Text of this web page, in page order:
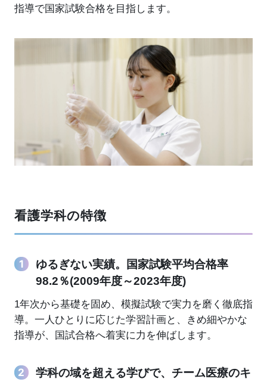
指導で国家試験合格を目指します。
看護学科の特徴
ゆるぎない実績。国家試験平均合格率
98.2％(2009年度～2023年度)
1年次から基礎を固め、模擬試験で実力を磨く徹底指
導。一人ひとりに応じた学習計画と、きめ細やかな
指導が、国試合格へ着実に力を伸ばします。
学科の域を超える学びで、チーム医療のキ